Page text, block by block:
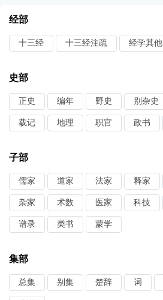
经部
十三经 十三经注疏 经学其他
史部
正史 编年 野史 别杂史
载记 地理 职官 政书
子部
儒家 道家 法家 释家
杂家 术数 医家 科技
谱录 类书 蒙学
集部
总集 别集 楚辞 词